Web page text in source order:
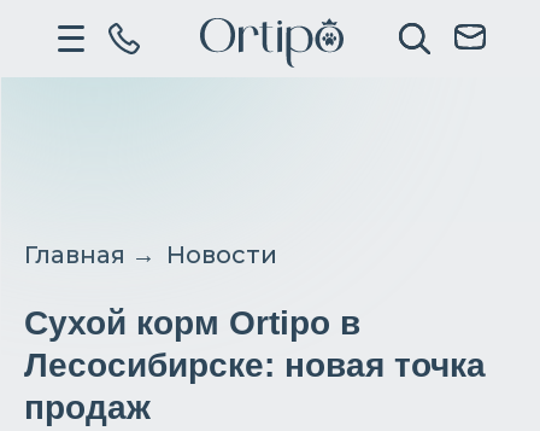
Главная → Новости
Сухой корм Ortipo в
Лесосибирске: новая точка
продаж